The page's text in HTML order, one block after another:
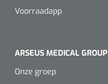
Voorraadapp
ARSEUS MEDICAL GROUP
Onze groep